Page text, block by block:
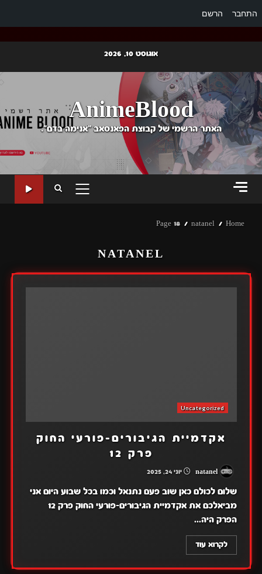
התחבר הרשם
content
אוגוסט 10, 2026
AnimeBlood
האתר הרשמי של קבוצת הפאנסאב "אנימה בדם".
PRIMARY
Home
natanel
Page 18
NATANEL
Uncategorized
אקדמיית הגיבורים-פורעי החוק
פרק 12
יוני 24, 2025
שלום לכולם כאן שוב פעם נתנאל וכמו בכל שבוע היום אני
מביאלכם את אקדמיית הגיבורים-פורעי החוק פרק 12
הפרק היה...
לקרוא עוד